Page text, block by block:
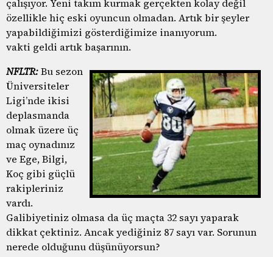
çalışıyor. Yeni takım kurmak gerçekten kolay değil
özellikle hiç eski oyuncun olmadan. Artık bir şeyler
yapabildiğimizi gösterdiğimize inanıyorum.
vakti geldi artık başarının.
NFLTR:Bu sezon
Üniversiteler
Ligi’nde ikisi
deplasmanda
olmak üzere üç
maç oynadınız
ve Ege, Bilgi,
Koç gibi güçlü
rakipleriniz
vardı.
Galibiyetiniz olmasa da üç maçta 32 sayı yaparak
dikkat çektiniz. Ancak yediğiniz 87 sayı var. Sorunun
nerede olduğunu düşünüyorsun?